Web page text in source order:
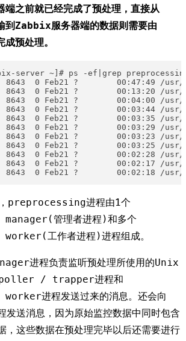
之前就已经完成了预处理，直接从
Zabbix服务器端的数据则需要由
预处理。
server ~]# ps -ef|grep
8643  0 Feb21 ?        00:47:49 /usr/
8643  0 Feb21 ?        00:13:20 /usr/
8643  0 Feb21 ?        00:04:00 /usr/
8643  0 Feb21 ?        00:03:44 /usr/
8643  0 Feb21 ?        00:03:35 /usr/
8643  0 Feb21 ?        00:03:29 /usr/
8643  0 Feb21 ?        00:03:23 /usr/
8643  0 Feb21 ?        00:03:25 /usr/
8643  0 Feb21 ?        00:02:28 /usr/
8643  0 Feb21 ?        00:02:17 /usr/
8643  0 Feb21 ?        00:02:18 /usr/
，preprocessing进程由1个
管理者进程)和多个
工作者进程)进程组成。
进程负责监听预处理所使用的Unix
poller / trapper进程和
进程发送过来的消息。还会向
送消息，因为原始监控数据中同时包含
，这些数据在预处理完毕以后还需要进行